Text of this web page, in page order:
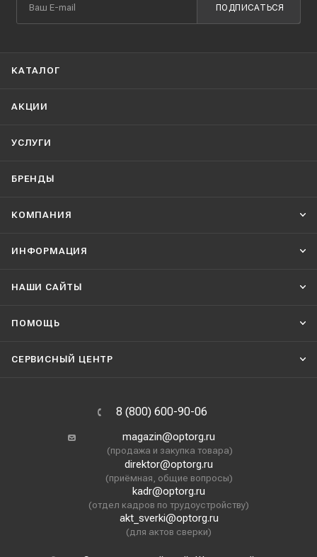
ПОДПИСАТЬСЯ
КАТАЛОГ
АКЦИИ
УСЛУГИ
БРЕНДЫ
КОМПАНИЯ
ИНФОРМАЦИЯ
НАШИ CАЙТЫ
ПОМОЩЬ
СЕРВИСНЫЙ ЦЕНТР
8 (800) 600-90-06
magazin@optorg.ru
(продажа и закупка товара)
direktor@optorg.ru
(приёмная, общие вопросы)
kadr@optorg.ru
(отдел кадров по трудоустройству)
akt_sverki@optorg.ru
(для актов сверки)